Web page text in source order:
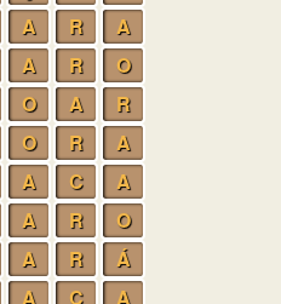
A R
A
A R
O
O A
R
O R
A
A C
A
A R
O
A R
Á
A Ç
A